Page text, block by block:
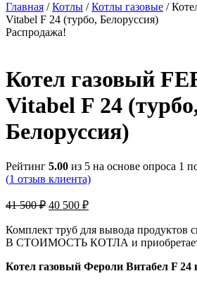
Главная /Котлы /Котлы газовые /
Vitabel F 24 (турбо, Белоруссия)
Распродажа!
Котел газовый
Vitabel F 24
Белоруссия)
Рейтинг 5.00 из 5 на основе опроса 1
(1 отзыв клиента)
41 500₽ Первоначальная
составляла
41
40 500 ₽Текущая
40
500 ₽.
Комплект труб для вывода
В СТОИМОСТЬ КОТЛА и
Котел газовый Фероли Витабел F 24